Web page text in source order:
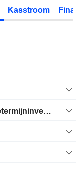
Kasstroom
Totaal aan contant geld en kortetermijninvesteringen